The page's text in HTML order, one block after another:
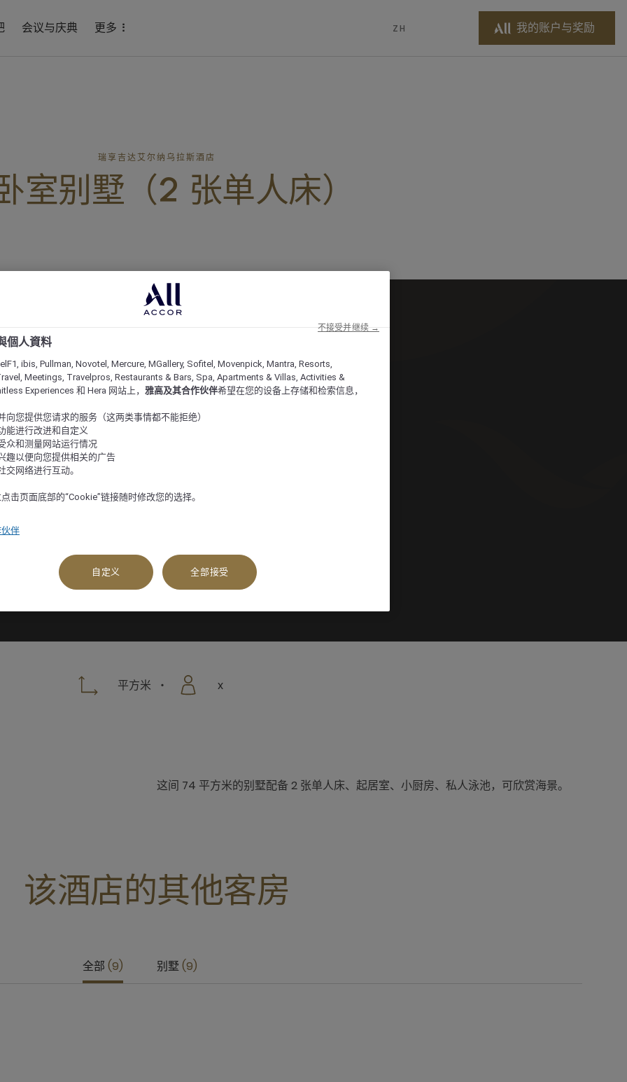
会议与庆典 更多 ZH 我的账户与奖励
瑞享吉达艾尔纳乌拉斯酒店
室别墅（2 张单人床）
查看可订选项
平方米 x
这间 74 平方米的别墅配备 2 张单人床、起居室、小厨房、私人泳池，可欣赏海景。
该酒店的其他客房
全部 9 别墅 9
個人資料
ibis, Pullman, Novotel, Mercure, MGallery, Sofitel, Movenpick, Mantra, Resorts,
Meetings, Travelpros, Restaurants & Bars, Spa, Apartments & Villas, Activities &
Experiences 和 Hera 网站上， 雅高及其合作伙伴希望在您的设备上存储和检索信息，
向您提供您请求的服务（这两类事情都不能拒绝）
能进行改进和自定义
众和测量网站运行情况
趣以便向您提供相关的广告
交网络进行互动。
击页面底部的“Cookie”链接随时修改您的选择。
伴
自定义 全部接受
不接受并继续 →